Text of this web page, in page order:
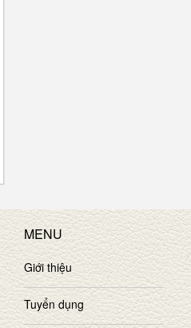
MENU
Giới thiệu
Tuyển dụng